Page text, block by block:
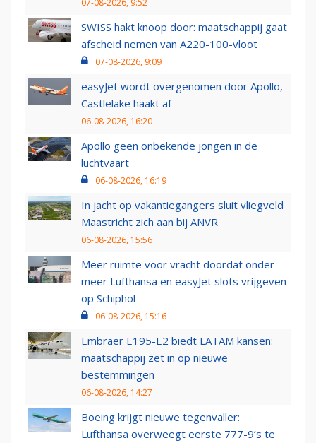
07-08-2026, 9:52
SWISS hakt knoop door: maatschappij gaat
afscheid nemen van A220-100-vloot
07-08-2026, 9:09
easyJet wordt overgenomen door Apollo,
Castlelake haakt af
06-08-2026, 16:20
Apollo geen onbekende jongen in de
luchtvaart
06-08-2026, 16:19
In jacht op vakantiegangers sluit vliegveld
Maastricht zich aan bij ANVR
06-08-2026, 15:56
Meer ruimte voor vracht doordat onder
meer Lufthansa en easyJet slots vrijgeven
op Schiphol
06-08-2026, 15:16
Embraer E195-E2 biedt LATAM kansen:
maatschappij zet in op nieuwe
bestemmingen
06-08-2026, 14:27
Boeing krijgt nieuwe tegenvaller:
Lufthansa overweegt eerste 777-9’s te